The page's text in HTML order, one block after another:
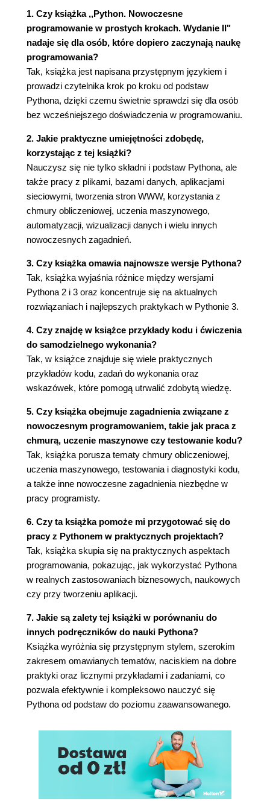
Typ całkowity 60
Literały 60
Działania 61
Zmienne 63
Kolejność działań 65
Podstawa systemu liczbowego 65
Konwersja typów 68
Jak duża może być liczba całkowita? 69
Funkcje matematyczne 71
Już wkrótce 71
Do zrobienia 72
4. Podejmowanie decyzji, czyli instrukcja if 73
Komentowanie za pomocą znaku # 73
Kontynuacja wiersza za pomocą znaku \ 74
Sprawdzanie za pomocą instrukcji if, elif i else 75
Co oznacza True? 77
Wielokrotne sprawdzanie za pomocą operatora in
78
Nowość: operator walrus 79
Już wkrótce 80
5. Ciągi znaków 81
Tworzenie ciągu znaków za pomocą
cudzysłowów i apostrofów 81
Tworzenie ciągu za pomocą funkcji str() 84
Łączenie ciągów za pomocą znaku + 85
Powielanie ciągu za pomocą znaku * 86
Wyodrębnianie znaku za pomocą nawiasów [] 86
Wyodrębnianie fragmentu ciągu za pomocą
wycinka 87
Określanie długości ciągu za pomocą funkcji len()
89
Łączenie ciągów za pomocą funkcji join() 90
Zastępowanie fragmentów ciągu za pomocą
funkcji replace() 90
Przycinanie ciągu za pomocą funkcji strip() 91
Przeszukiwanie i wybieranie ciągów znaków 92
Wielkości liter 93
Wyrównywanie ciągu znaków 94
Formatowanie ciągów znaków 94
Formatowanie w starym stylu za pomocą
znaku % 94
Formatowanie w starym stylu za pomocą
znaków {} i funkcji format() 97
Najnowszy styl formatowania: f-ciągi 98
Już wkrótce 99
Do zrobienia 100
6. Pętle while i for 101
Powtarzanie operacji za pomocą instrukcji while
1. Czy książka ,,Python. Nowoczesne
programowanie w prostych krokach. Wydanie II"
nadaje się dla osób, które dopiero zaczynają naukę
programowania?
Tak, książka jest napisana przystępnym językiem i
prowadzi czytelnika krok po kroku od podstaw
Pythona, dzięki czemu świetnie sprawdzi się dla osób
bez wcześniejszego doświadczenia w programowaniu.
2. Jakie praktyczne umiejętności zdobędę,
korzystając z tej książki?
Nauczysz się nie tylko składni i podstaw Pythona, ale
także pracy z plikami, bazami danych, aplikacjami
sieciowymi, tworzenia stron WWW, korzystania z
chmury obliczeniowej, uczenia maszynowego,
automatyzacji, wizualizacji danych i wielu innych
nowoczesnych zagadnień.
3. Czy książka omawia najnowsze wersje Pythona?
Tak, książka wyjaśnia różnice między wersjami
Pythona 2 i 3 oraz koncentruje się na aktualnych
rozwiązaniach i najlepszych praktykach w Pythonie 3.
4. Czy znajdę w książce przykłady kodu i ćwiczenia
do samodzielnego wykonania?
Tak, w książce znajduje się wiele praktycznych
przykładów kodu, zadań do wykonania oraz
wskazówek, które pomogą utrwalić zdobytą wiedzę.
5. Czy książka obejmuje zagadnienia związane z
nowoczesnym programowaniem, takie jak praca z
chmurą, uczenie maszynowe czy testowanie kodu?
Tak, książka porusza tematy chmury obliczeniowej,
uczenia maszynowego, testowania i diagnostyki kodu,
a także inne nowoczesne zagadnienia niezbędne w
pracy programisty.
6. Czy ta książka pomoże mi przygotować się do
pracy z Pythonem w praktycznych projektach?
Tak, książka skupia się na praktycznych aspektach
programowania, pokazując, jak wykorzystać Pythona
w realnych zastosowaniach biznesowych, naukowych
czy przy tworzeniu aplikacji.
7. Jakie są zalety tej książki w porównaniu do
innych podręczników do nauki Pythona?
Książka wyróżnia się przystępnym stylem, szerokim
zakresem omawianych tematów, naciskiem na dobre
praktyki oraz licznymi przykładami i zadaniami, co
pozwala efektywnie i kompleksowo nauczyć się
Pythona od podstaw do poziomu zaawansowanego.